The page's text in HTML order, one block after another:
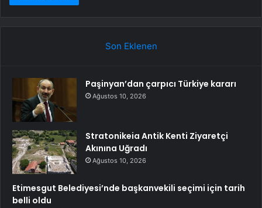
Son Eklenen
Paşinyan’dan çarpıcı Türkiye kararı
Ağustos 10, 2026
Stratonikeia Antik Kenti Ziyaretçi
Akınına Uğradı
Ağustos 10, 2026
Etimesgut Belediyesi’nde başkanvekili seçimi için tarih
belli oldu